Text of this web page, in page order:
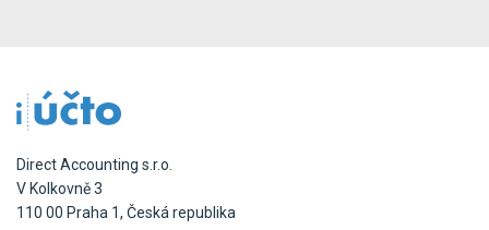
Direct Accounting s.r.o.
V Kolkovně 3
110 00 Praha 1, Česká republika